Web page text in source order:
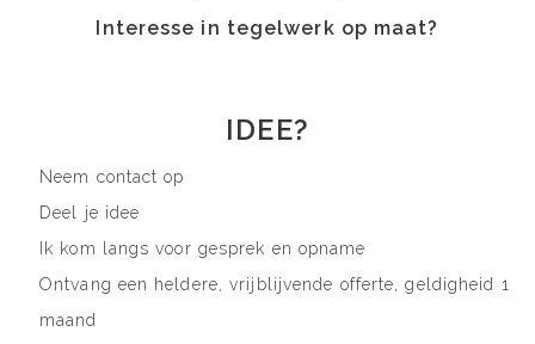
Interesse in tegelwerk op maat?
IDEE?
Neem contact op
Deel je idee
Ik kom langs voor gesprek en opname
Ontvang een heldere, vrijblijvende offerte, geldigheid 1
maand